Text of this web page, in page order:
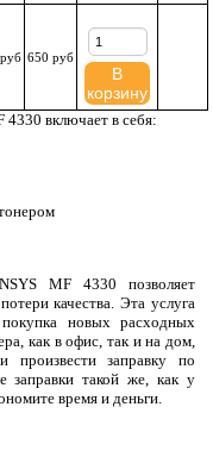
650 руб
В
корзину
4330 включает в себя:
MF 4330 позволяет
качества. Эта услуга
новых расходных
как в офис, так и на дом,
заправку по
заправки такой же, как у
время и деньги.